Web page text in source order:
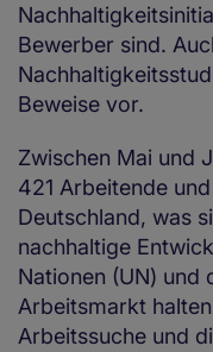
Bewerber sind.
Beweise vor.
Zwischen Mai und
421 Arbeitende
Deutschland, was
nachhaltige
Nationen (UN) und
Arbeitsmarkt
Arbeitssuche und